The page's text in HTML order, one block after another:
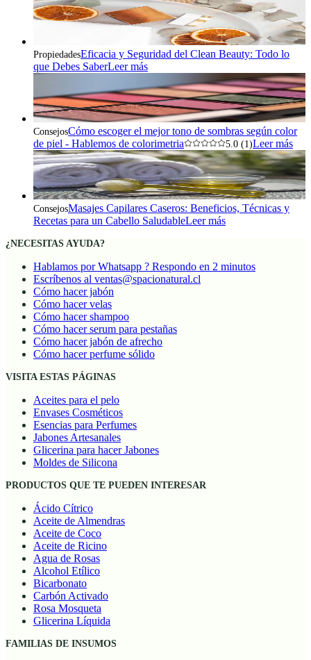
PropiedadesEficacia y Seguridad del Clean Beauty: Todo lo
que Debes SaberLeer más
ConsejosCómo escoger el mejor tono de sombras según color
de piel - Hablemos de colorimetria
5.0 (1)Leer más
ConsejosMasajes Capilares Caseros: Beneficios, Técnicas y
Recetas para un Cabello SaludableLeer más
¿NECESITAS AYUDA?
Hablamos por Whatsapp ? Respondo en 2 minutos
Escríbenos al ventas@spacionatural.cl
Cómo hacer jabón
Cómo hacer velas
Cómo hacer shampoo
Cómo hacer serum para pestañas
Cómo hacer jabón de afrecho
Cómo hacer perfume sólido
VISITA ESTAS PÁGINAS
Aceites para el pelo
Envases Cosméticos
Esencias para Perfumes
Jabones Artesanales
Glicerina para hacer Jabones
Moldes de Silicona
PRODUCTOS QUE TE PUEDEN INTERESAR
Ácido Cítrico
Aceite de Almendras
Aceite de Coco
Aceite de Ricino
Agua de Rosas
Alcohol Etílico
Bicarbonato
Carbón Activado
Rosa Mosqueta
Glicerina Líquida
FAMILIAS DE INSUMOS